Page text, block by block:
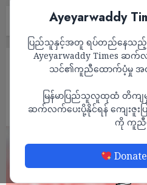
Ayeyarwaddy
ပြည်သူနှင့်အတူ ရပ်တည်နေသ
Ayeyarwaddy Times
သင်၏ကူညီထောက်ပံ့မှု အ
မြန်မာပြည်သူလူထုထံ တိကျ
ဆက်လက်ပေးပို့နိုင်ရန် ကျေးဇူးပ
ကို ကူညီပ
“မြန်မာစစ်အာဏာရှင်နှင့် UN
“မြန်မာစစ်အာဏာရှင်နှင့်
ADMIN SEPTEMBER 28,